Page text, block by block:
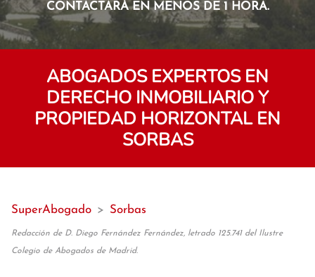
CONTACTARÁ EN MENOS DE 1 HORA.
ABOGADOS EXPERTOS EN
DERECHO INMOBILIARIO Y
PROPIEDAD HORIZONTAL EN
SORBAS
SuperAbogado > Sorbas
Redacción de D. Diego Fernández Fernández, letrado 125.741 del Ilustre
Colegio de Abogados de Madrid.